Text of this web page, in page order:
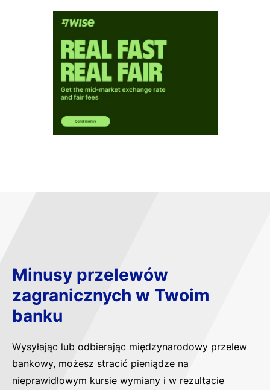
Minusy przelewów
zagranicznych w Twoim
banku
Wysyłając lub odbierając międzynarodowy przelew
bankowy, możesz stracić pieniądze na
nieprawidłowym kursie wymiany i w rezultacie